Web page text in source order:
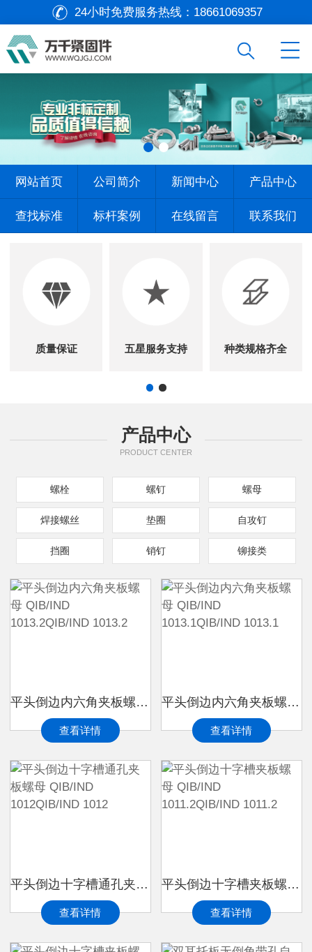
24小时免费服务热线： 18661069357
网站首页 公司简介 新闻中心 产品中心
查找标准 标杆案例 在线留言 联系我们
质量保证 五星服务支持 种类规格齐全
产品中心
PRODUCT CENTER
螺栓 螺钉 螺母
焊接螺丝 垫圈 自攻钉
挡圈 销钉 铆接类
平头倒边内六角夹板螺母 QIB/IND 1013.2QIB/IND 1013.2
查看详情
平头倒边内六角夹板螺母 QIB/IND 1013.1QIB/IND 1013.1
查看详情
平头倒边十字槽通孔夹板螺母 QIB/IND 1012QIB/IND 1012
查看详情
平头倒边十字槽夹板螺母 QIB/IND 1011.2QIB/IND 1011.2
查看详情